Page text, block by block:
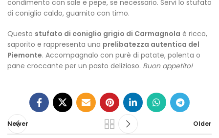
condimento con sale e pepe, se necessario. Servi lo stufato
di coniglio caldo, guarnito con timo.
Questo stufato di coniglio grigio di Carmagnola è ricco,
saporito e rappresenta una prelibatezza autentica del
Piemonte. Accompagnalo con purè di patate, polenta o
pane croccante per un pasto delizioso. Buon appetito!
Newer Older